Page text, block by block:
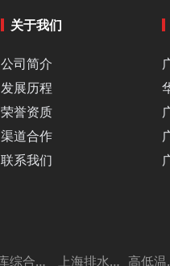
关于我们
公司简介
发展历程
荣誉资质
渠道合作
联系我们
智慧粮库综合管理平台 上海排水许可证 高